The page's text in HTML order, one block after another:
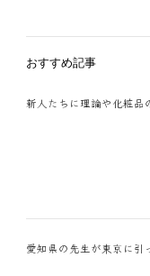
おすすめ記事
新人たちに理論や化粧品
愛知県の先生が東京に引